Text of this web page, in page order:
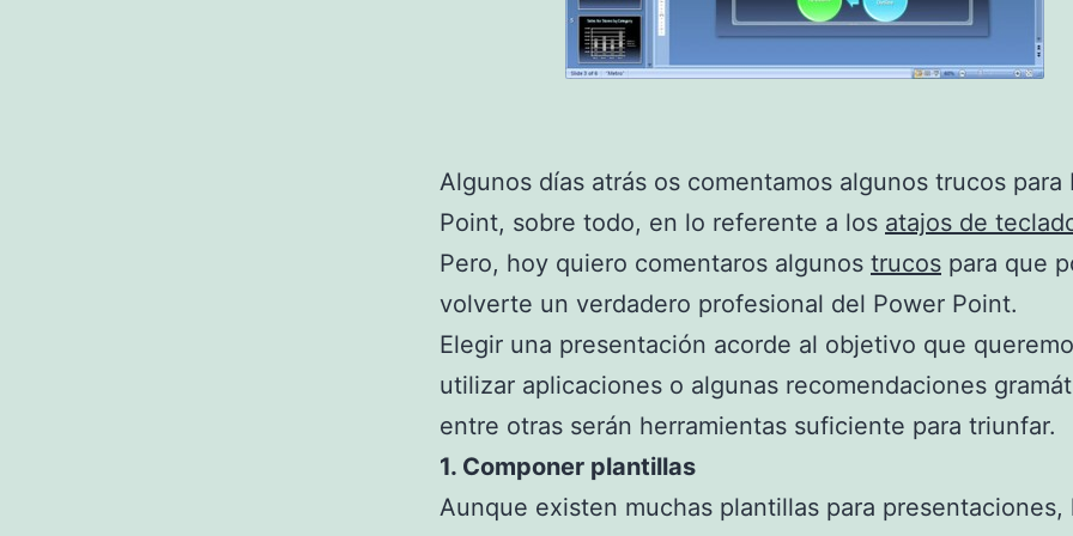
Algunos días atrás os comentamos algunos trucos para
Point, sobre todo, en lo referente a los atajos de
Pero, hoy quiero comentaros algunos trucos para que
volverte un verdadero profesional del Power Point.
Elegir una presentación acorde al objetivo que
utilizar aplicaciones o algunas recomendaciones
entre otras serán herramientas suficiente para triunfar.
1. Componer plantillas
Aunque existen muchas plantillas para presentaciones,